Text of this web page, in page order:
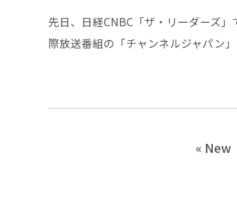
先日、日経CNBC「ザ・リーダーズ
際放送番組の「チャンネルジャパン
« New